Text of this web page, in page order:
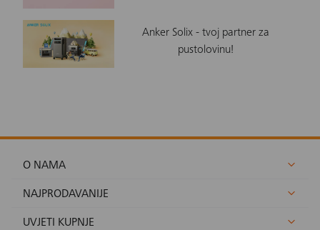
Anker Solix - tvoj partner za
pustolovinu!
O NAMA
NAJPRODAVANIJE
UVJETI KUPNJE